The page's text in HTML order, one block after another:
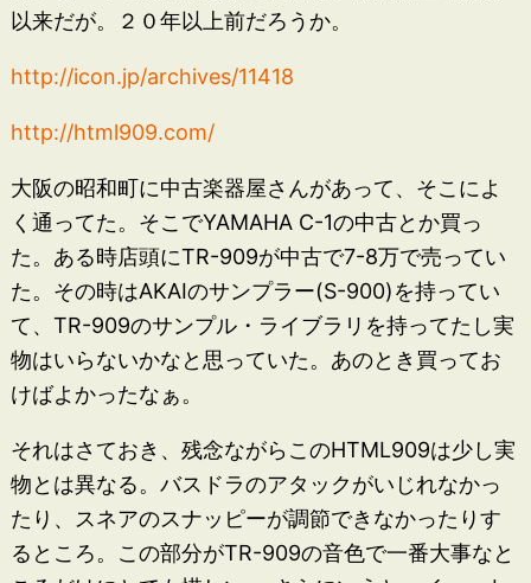
以来だが。２０年以上前だろうか。
http://icon.jp/archives/11418
http://html909.com/
大阪の昭和町に中古楽器屋さんがあって、そこによ
く通ってた。そこでYAMAHA C-1の中古とか買っ
た。ある時店頭にTR-909が中古で7-8万で売ってい
た。その時はAKAIのサンプラー(S-900)を持ってい
て、TR-909のサンプル・ライブラリを持ってたし実
物はいらないかなと思っていた。あのとき買ってお
けばよかったなぁ。
それはさておき、残念ながらこのHTML909は少し実
物とは異なる。バスドラのアタックがいじれなかっ
たり、スネアのスナッピーが調節できなかったりす
るところ。この部分がTR-909の音色で一番大事なと